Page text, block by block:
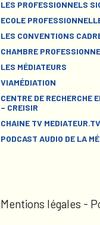
LES PROFESSIONNELS
ECOLE
LES CONVENTIONS
CHAMBRE
LES MÉDIATEURS
VIAMÉDIATION
CENTRE DE RECHERCHE
– CREISIR
CHAINE TV MEDIATEUR.TV
PODCAST AUDIO DE LA
Mentions légales -